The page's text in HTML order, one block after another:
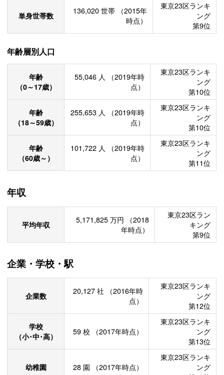
単身世帯数 136,020 世帯
（2015年
時点）
東京23区ランキ
ング
第9位
年齢層別人口
年齢
（0～17歳）
55,046 人
（2019年時
点）
東京23区ランキ
ング
第10位
年齢
（18～59歳）
255,653 人
（2019年時
点）
東京23区ランキ
ング
第10位
年齢
（60歳～）
101,722 人
（2019年時
点）
東京23区ランキ
ング
第11位
年収
平均年収 5,171,825 万円
（2018
年時点）
東京23区ラン
キング
第9位
企業・学校・駅
企業数 20,127 社
（2016年時
点）
東京23区ランキ
ング
第12位
学校
（小･中･高）
59 校 （2017年時点）
東京23区ランキ
ング
第13位
幼稚園 28 園 （2017年時点）
東京23区ランキ
ング